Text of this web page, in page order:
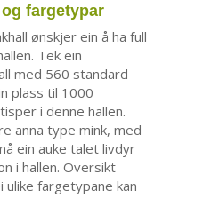
fargetypar
ønskjer ein å ha full
Tek ein
med 560 standard
plass til 1000
i denne hallen.
anna type mink, med
ein auke talet livdyr
i hallen. Oversikt
ulike fargetypane kan